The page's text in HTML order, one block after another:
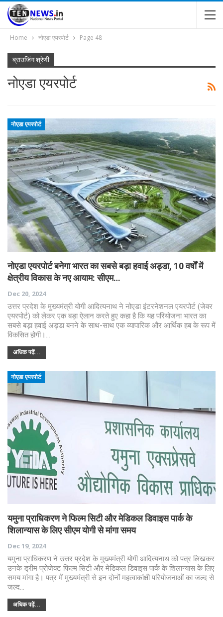
Home नोएडा एयरपोर्ट Page 48
ब्राउजिंग श्रेणी
नोएडा एयरपोर्ट
नोएडा एयरपोर्ट
नोएडा एयरपोर्ट बनेगा भारत का सबसे बड़ा हवाई अड्डा, 10 वर्षों में
क्षेत्रीय विकास के नए आयाम: सीएम…
Dec 20, 2024
उत्तर प्रदेश के मुख्यमंत्री योगी आदित्यनाथ ने नोएडा इंटरनेशनल एयरपोर्ट (जेवर
एयरपोर्ट) को लेकर एक बड़ा ऐलान करते हुए कहा है कि यह परियोजना भारत का
सबसे बड़ा हवाई अड्डा बनने के साथ-साथ एक व्यापारिक और आर्थिक हब के रूप में
विकसित होगी।…
अधिक पढ़ें...
नोएडा एयरपोर्ट
यमुना प्राधिकरण ने फिल्म सिटी और मेडिकल डिवाइस पार्क के
शिलान्यास के लिए सीएम योगी से मांगा समय
Dec 19, 2024
यमुना प्राधिकरण ने उत्तर प्रदेश के मुख्यमंत्री योगी आदित्यनाथ को पत्र लिखकर
उनके ड्रीम प्रोजेक्ट फिल्म सिटी और मेडिकल डिवाइस पार्क के शिलान्यास के लिए
समय मांगा है। पत्र में मुख्यमंत्री से इन दोनों महत्वाकांक्षी परियोजनाओं का जल्द से
जल्द…
अधिक पढ़ें...